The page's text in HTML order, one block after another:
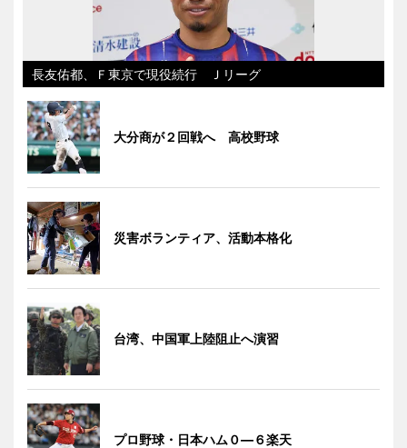
長友佑都、Ｆ東京で現役続行 Ｊリーグ
大分商が２回戦へ 高校野球
災害ボランティア、活動本格化
台湾、中国軍上陸阻止へ演習
プロ野球・日本ハム０―６楽天